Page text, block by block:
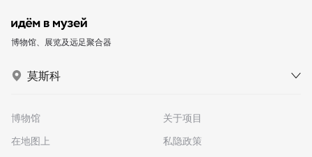
博物馆、展览及远足聚合器
莫斯科
博物馆
在地图上
关于项目
私隐政策